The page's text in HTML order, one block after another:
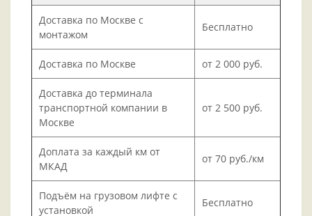
Доставка по Москве с
монтажом
Бесплатно
Доставка по Москве от 2 000 руб.
Доставка до терминала
транспортной компании в
Москве
от 2 500 руб.
Доплата за каждый км от
МКАД
от 70 руб./км
Подъём на грузовом лифте с
установкой
Бесплатно